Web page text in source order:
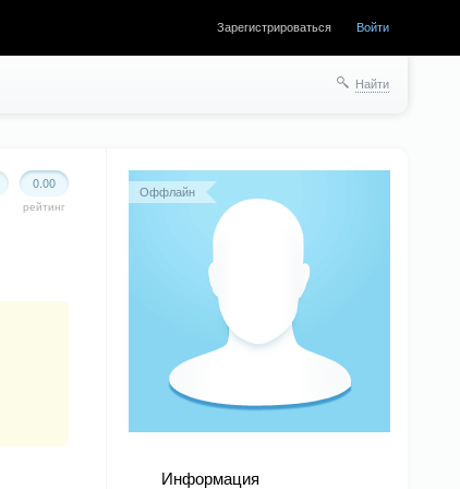
Зарегистрироваться Войти
Найти
Оффлайн
Информация
0.00
рейтинг